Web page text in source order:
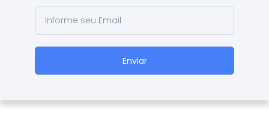
Enviar